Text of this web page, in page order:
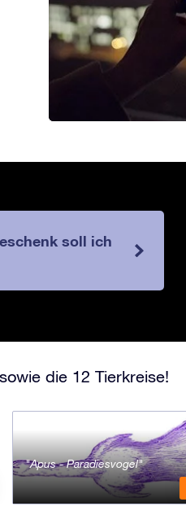
soll ich
die 12 Tierkreise!
Apus - Paradiesvogel